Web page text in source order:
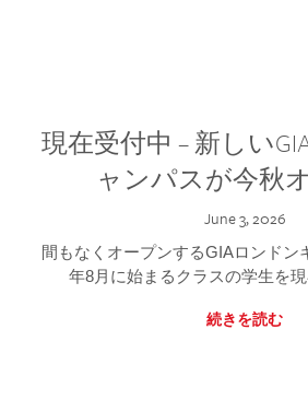
現在受付中 – 新しい
ャンパスが今秋
June 3, 2026
間もなくオープンするGIAロンドン
年8月に始まるクラスの学生を現
続きを読む